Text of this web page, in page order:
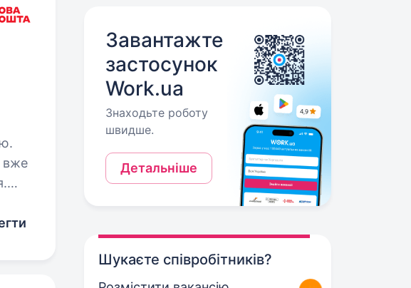
вже
Завантажте
застосунок
Work.ua
Знаходьте роботу
швидше.
Детальніше
Шукаєте співробітників?